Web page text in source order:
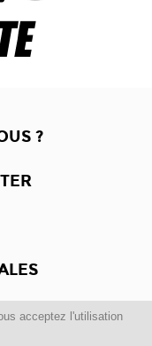
acceptez l'utilisation
?
droits réservés.